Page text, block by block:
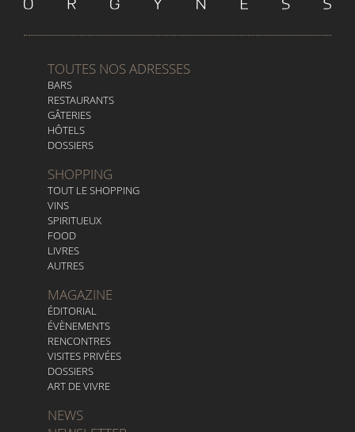
TOUTES NOS ADRESSES
BARS
RESTAURANTS
GÂTERIES
HÔTELS
DOSSIERS
SHOPPING
TOUT LE SHOPPING
VINS
SPIRITUEUX
FOOD
LIVRES
AUTRES
MAGAZINE
ÉDITORIAL
ÉVÈNEMENTS
RENCONTRES
VISITES PRIVÉES
DOSSIERS
ART DE VIVRE
NEWS